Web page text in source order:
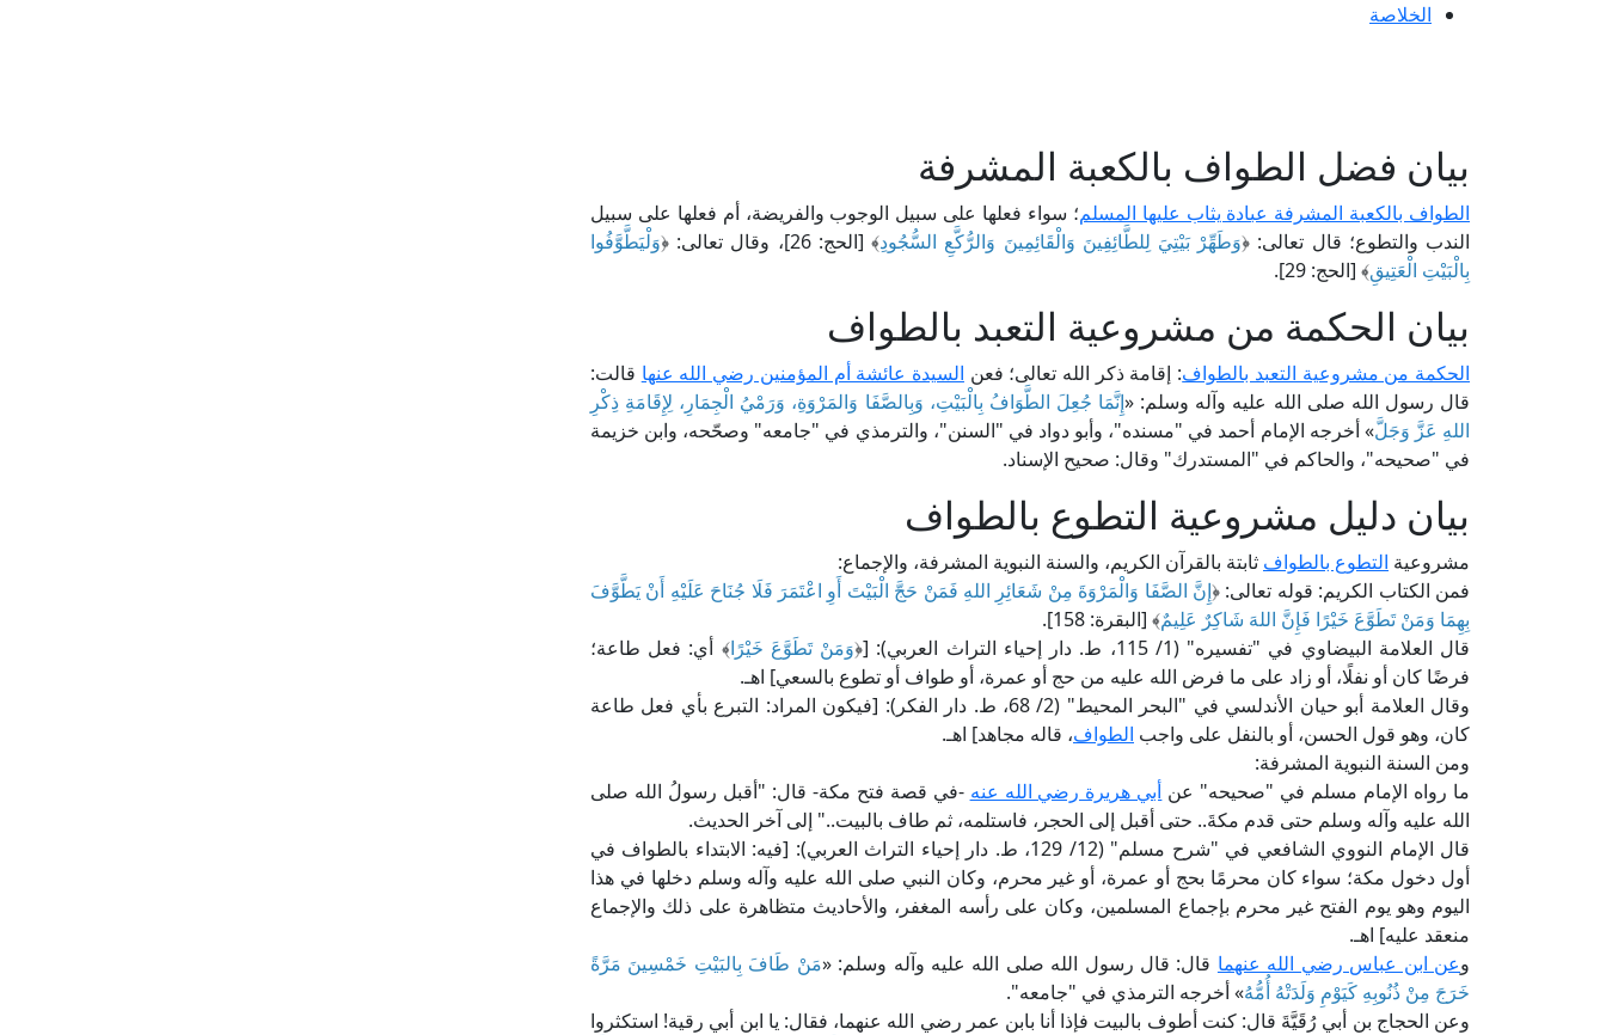
الخلاصة
بيان فضل الطواف بالكعبة المشرفة
الطواف بالكعبة المشرفة عبادة يثاب عليها المسلم؛ سواء فعلها على سبيل الوجوب والفريضة، أم فعلها على سبيل
الندب والتطوع؛ قال تعالى: ﴿وَطَهِّرْ بَيْتِيَ لِلطَّائِفِينَ وَالْقَائِمِينَ وَالرُّكَّعِ السُّجُودِ﴾ [الحج: 26]، وقال تعالى: ﴿
وَلْيَطَّوَّفُوا
بِالْبَيْتِ الْعَتِيقِ﴾ [الحج: 29].
بيان الحكمة من مشروعية التعبد بالطواف
الحكمة من مشروعية التعبد بالطواف: إقامة ذكر الله تعالى؛ فعن السيدة عائشة أم المؤمنين رضي الله عنها قالت:
قال رسول الله صلى الله عليه وآله وسلم: «إِنَّمَا جُعِلَ الطَّوَافُ بِالْبَيْتِ، وَبِالصَّفَا وَالمَرْوَةِ، وَرَمْيُ الْجِمَارِ، لِإِقَامَةِ ذِكْرِ
اللهِ عَزَّ وَجَلَّ» أخرجه الإمام أحمد في "مسنده"، وأبو دواد في "السنن"، والترمذي في "جامعه" وصحّحه، وابن خزيمة
في "صحيحه"، والحاكم في "المستدرك" وقال: صحيح الإسناد.
بيان دليل مشروعية التطوع بالطواف
مشروعية التطوع بالطواف ثابتة بالقرآن الكريم، والسنة النبوية المشرفة، والإجماع:
فمن الكتاب الكريم: قوله تعالى: ﴿إِنَّ الصَّفَا وَالْمَرْوَةَ مِنْ شَعَائِرِ اللهِ فَمَنْ حَجَّ الْبَيْتَ أَوِ اعْتَمَرَ فَلَا جُنَاحَ عَلَيْهِ أَنْ يَطَّوَّفَ
بِهِمَا وَمَنْ تَطَوَّعَ خَيْرًا فَإِنَّ اللهَ شَاكِرٌ عَلِيمٌ﴾ [البقرة: 158].
قال العلامة البيضاوي في "تفسيره" (1/ 115، ط. دار إحياء التراث العربي): [﴿
وَمَنْ تَطَوَّعَ خَيْرًا﴾ أي: فعل طاعة؛
فرضًا كان أو نفلًا، أو زاد على ما فرض الله عليه من حج أو عمرة، أو طواف أو تطوع بالسعي] اهـ.
وقال العلامة أبو حيان الأندلسي في "البحر المحيط" (2/ 68، ط. دار الفكر): [فيكون المراد: التبرع بأي فعل طاعة
كان، وهو قول الحسن، أو بالنفل على واجب الطواف، قاله مجاهد] اهـ.
ومن السنة النبوية المشرفة:
ما رواه الإمام مسلم في "صحيحه" عن أبي هريرة رضي الله عنه -في قصة فتح مكة- قال: "أقبل رسولُ الله صلى
الله عليه وآله وسلم حتى قدم مكةَ.. حتى أقبل إلى الحجر، فاستلمه، ثم طاف بالبيت.." إلى آخر الحديث.
قال الإمام النووي الشافعي في "شرح مسلم" (12/ 129، ط. دار إحياء التراث العربي): [فيه: الابتداء بالطواف في
أول دخول مكة؛ سواء كان محرمًا بحج أو عمرة، أو غير محرم، وكان النبي صلى الله عليه وآله وسلم دخلها في هذا
اليوم وهو يوم الفتح غير محرم بإجماع المسلمين، وكان على رأسه المغفر، والأحاديث متظاهرة على ذلك والإجماع
منعقد عليه] اهـ.
وعن ابن عباس رضي الله عنهما قال: قال رسول الله صلى الله عليه وآله وسلم: «مَنْ طَافَ بِالبَيْتِ خَمْسِينَ مَرَّةً
خَرَجَ مِنْ ذُنُوبِهِ كَيَوْمِ وَلَدَتْهُ أُمُّهُ» أخرجه الترمذي في "جامعه".
وعن الحجاج بن أبي رُقَيَّةَ قال: كنت أطوف بالبيت فإذا أنا بابن عمر رضي الله عنهما، فقال: يا ابن أبي رقية! استكثروا